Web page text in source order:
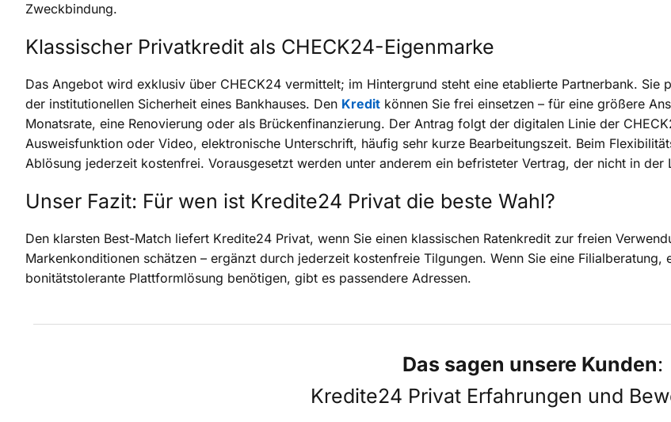
Zweckbindung.
Klassischer Privatkredit als CHECK24-Eigenmarke
Das Angebot wird exklusiv über CHECK24 vermittelt; im Hintergrund steht eine etablierte Partnerbank.
der institutionellen Sicherheit eines Bankhauses. Den Kredit können Sie frei einsetzen – für eine größere
Monatsrate, eine Renovierung oder als Brückenfinanzierung. Der Antrag folgt der digitalen Linie der
Ausweisfunktion oder Video, elektronische Unterschrift, häufig sehr kurze Bearbeitungszeit. Beim
Ablösung jederzeit kostenfrei. Vorausgesetzt werden unter anderem ein befristeter Vertrag, der nicht in
Unser Fazit: Für wen ist Kredite24 Privat die beste Wahl?
Den klarsten Best-Match liefert Kredite24 Privat, wenn Sie einen klassischen Ratenkredit zur freien
Markenkonditionen schätzen – ergänzt durch jederzeit kostenfreie Tilgungen. Wenn Sie eine Filialberatung,
bonitätstolerante Plattformlösung benötigen, gibt es passendere Adressen.
Das sagen unsere Kunden:
Kredite24 Privat Erfahrungen und